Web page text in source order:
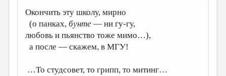
НОВОСТИ
ПРАВИЛА САЙТА
ИЗБРАННОЕ
Окончить эту школу, мирно
(о панках,бунте — ни гу-гу,
любовь и пьянство тоже мимо…),
а после — скажем, в МГУ!
…То студсовет, то грипп, то митинг…